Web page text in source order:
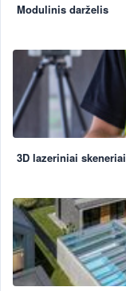
Modulinis darželis
3D lazeriniai skeneriai